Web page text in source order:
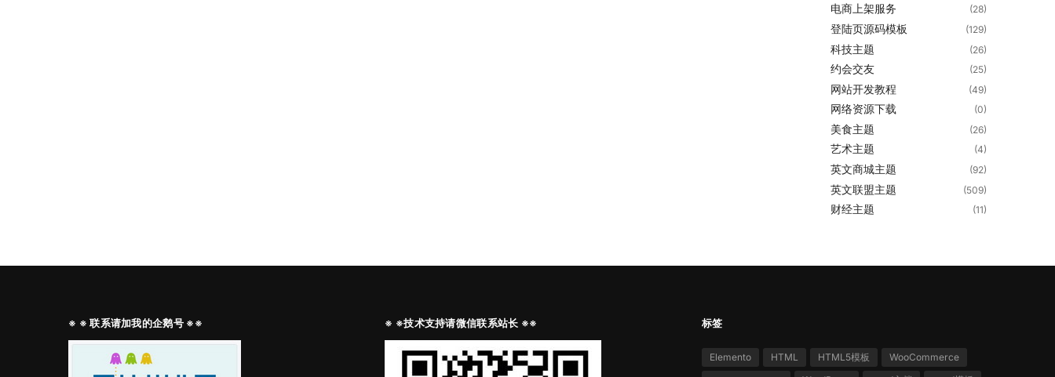
电商上架服务 (28)
登陆页源码模板 (129)
科技主题 (26)
约会交友 (25)
网站开发教程 (49)
网络资源下载 (0)
美食主题 (26)
艺术主题 (4)
英文商城主题 (92)
英文联盟主题 (509)
财经主题 (11)
※ ※ 联系请加我的企鹅号 ※※ ※ ※技术支持请微信联系站长 ※※ 标签
Elemento HTML HTML5模板
WooCommerce